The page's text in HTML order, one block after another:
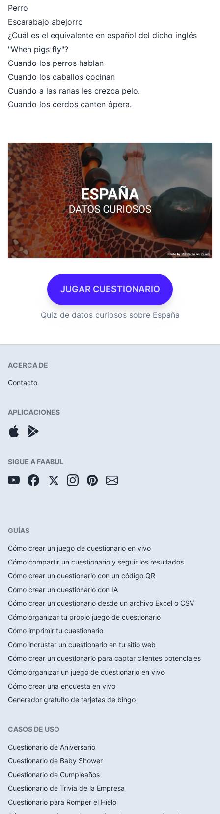
Perro
Escarabajo abejorro
¿Cuál es el equivalente en español del dicho inglés
"When pigs fly"?
Cuando los perros hablan
Cuando los caballos cocinan
Cuando a las ranas les crezca pelo.
Cuando los cerdos canten ópera.
JUGAR CUESTIONARIO
Quiz de datos curiosos sobre España
ACERCA DE
Contacto
APLICACIONES
SIGUE A FAABUL
GUÍAS
Cómo crear un juego de cuestionario en vivo
Cómo compartir un cuestionario y seguir los resultados
Cómo crear un cuestionario con un código QR
Cómo crear un cuestionario con IA
Cómo crear un cuestionario desde un archivo Excel o CSV
Cómo organizar tu propio juego de cuestionario
Cómo imprimir tu cuestionario
Cómo incrustar un cuestionario en tu sitio web
Cómo crear un cuestionario para captar clientes potenciales
Cómo organizar un juego de cuestionario en vivo
Cómo crear una encuesta en vivo
Generador gratuito de tarjetas de bingo
CASOS DE USO
Cuestionario de Aniversario
Cuestionario de Baby Shower
Cuestionario de Cumpleaños
Cuestionario de Trivia de la Empresa
Cuestionario para Romper el Hielo